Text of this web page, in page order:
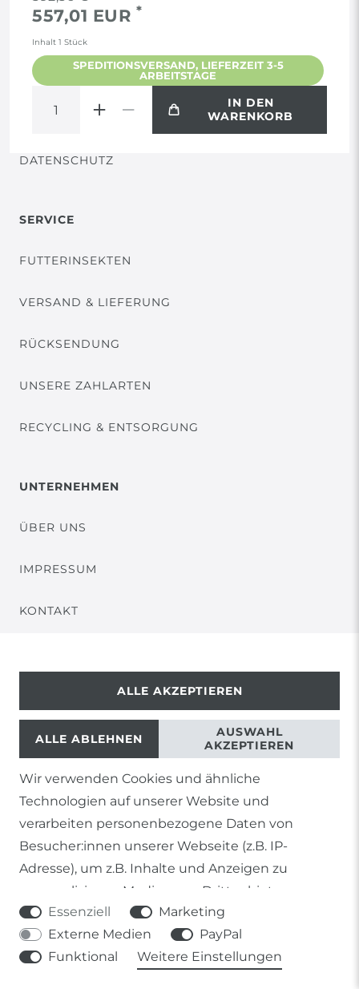
557,01 EUR *
Inhalt 1 Stück
SPEDITIONSVERSAND, LIEFERZEIT 3-5
ARBEITSTAGE
IN DEN
WARENKORB
AGB
WIDERRUF
VERTRAG WIDERRUFEN
DATENSCHUTZ
SERVICE
FUTTERINSEKTEN
VERSAND & LIEFERUNG
RÜCKSENDUNG
UNSERE ZAHLARTEN
RECYCLING & ENTSORGUNG
UNTERNEHMEN
ÜBER UNS
IMPRESSUM
KONTAKT
© Copyright 2026 | Alle Rechte vorbehalten.
Lebendpflanzen, Frostfutter oder lebende Tiere, sowie
Lieferungen per Spedition
2) gilt für sofort lieferbare Artikel und Produkte die keine
Wir verwenden Cookies und ähnliche
Technologien auf unserer Website und
verarbeiten personenbezogene Daten von
Besucher:innen unserer Webseite (z.B. IP-
Adresse), um z.B. Inhalte und Anzeigen zu
personalisieren, Medien von Drittanbietern
einzubinden oder Zugriffe auf unsere Website zu
analysieren. Die Datenverarbeitung erfolgt erst
durch gesetzte Cookies. Wir teilen diese Daten
Essenziell
Marketing
Externe Medien
PayPal
Funktional
Weitere Einstellungen
ALLE AKZEPTIEREN
ALLE ABLEHNEN
AUSWAHL
AKZEPTIEREN